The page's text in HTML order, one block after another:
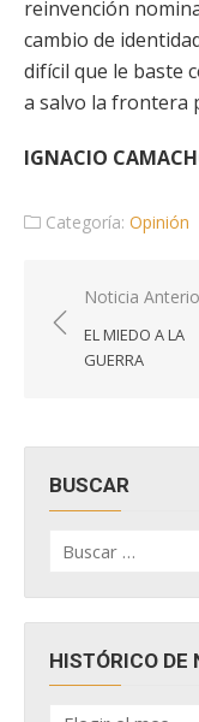
reinvención
cambio de
difícil que le baste
a salvo la frontera
IGNACIO
Categoría: Opinión
de
entradas
Noticia
EL MIEDO A LA
GUERRA
BUSCAR
por:
HISTÓRICO DE
HISTÓRICO